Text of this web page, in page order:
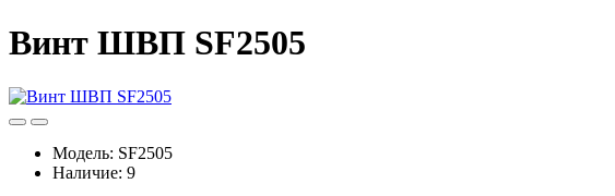
Винт ШВП SF2505
Модель: SF2505
Наличие: 9